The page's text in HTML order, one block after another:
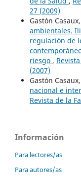
27 (2009)
Gastón Casaux,
ambientales.
regulación de
riesgo ,
(2007)
Gastón Casaux,
nacional e
Revista de la
Información
Para lectores/as
Para autores/as